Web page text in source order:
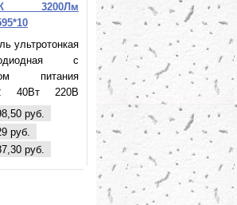
3200Лм
ультротонкая
с
питания
40Вт 220В
3200Лм
(VLP2-
VKL electric
руб.
руб.
руб.